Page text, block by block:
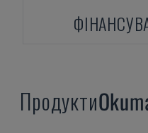
Продукти